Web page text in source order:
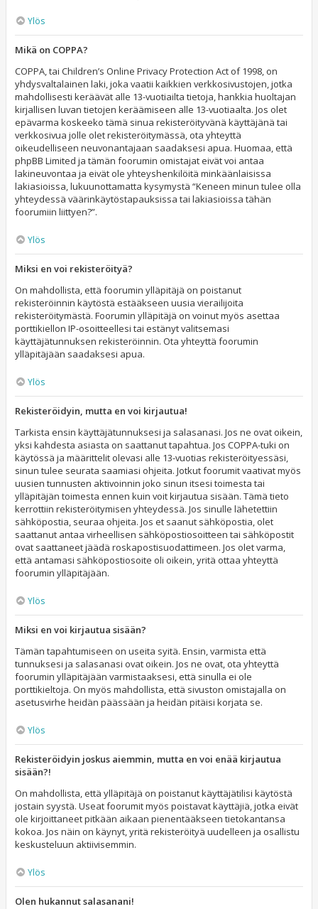
Ylös
Mikä on COPPA?
COPPA, tai Children’s Online Privacy Protection Act of 1998, on
yhdysvaltalainen laki, joka vaatii kaikkien verkkosivustojen, jotka
mahdollisesti keräävät alle 13-vuotiailta tietoja, hankkia huoltajan
kirjallisen luvan tietojen keräämiseen alle 13-vuotiaalta. Jos olet
epävarma koskeeko tämä sinua rekisteröityvänä käyttäjänä tai
verkkosivua jolle olet rekisteröitymässä, ota yhteyttä
oikeudelliseen neuvonantajaan saadaksesi apua. Huomaa, että
phpBB Limited ja tämän foorumin omistajat eivät voi antaa
lakineuvontaa ja eivät ole yhteyshenkilöitä minkäänlaisissa
lakiasioissa, lukuunottamatta kysymystä “Keneen minun tulee olla
yhteydessä väärinkäytöstapauksissa tai lakiasioissa tähän
foorumiin liittyen?”.
Ylös
Miksi en voi rekisteröityä?
On mahdollista, että foorumin ylläpitäjä on poistanut
rekisteröinnin käytöstä estääkseen uusia vierailijoita
rekisteröitymästä. Foorumin ylläpitäjä on voinut myös asettaa
porttikiellon IP-osoitteellesi tai estänyt valitsemasi
käyttäjätunnuksen rekisteröinnin. Ota yhteyttä foorumin
ylläpitäjään saadaksesi apua.
Ylös
Rekisteröidyin, mutta en voi kirjautua!
Tarkista ensin käyttäjätunnuksesi ja salasanasi. Jos ne ovat oikein,
yksi kahdesta asiasta on saattanut tapahtua. Jos COPPA-tuki on
käytössä ja määrittelit olevasi alle 13-vuotias rekisteröityessäsi,
sinun tulee seurata saamiasi ohjeita. Jotkut foorumit vaativat myös
uusien tunnusten aktivoinnin joko sinun itsesi toimesta tai
ylläpitäjän toimesta ennen kuin voit kirjautua sisään. Tämä tieto
kerrottiin rekisteröitymisen yhteydessä. Jos sinulle lähetettiin
sähköpostia, seuraa ohjeita. Jos et saanut sähköpostia, olet
saattanut antaa virheellisen sähköpostiosoitteen tai sähköpostit
ovat saattaneet jäädä roskapostisuodattimeen. Jos olet varma,
että antamasi sähköpostiosoite oli oikein, yritä ottaa yhteyttä
foorumin ylläpitäjään.
Ylös
Miksi en voi kirjautua sisään?
Tämän tapahtumiseen on useita syitä. Ensin, varmista että
tunnuksesi ja salasanasi ovat oikein. Jos ne ovat, ota yhteyttä
foorumin ylläpitäjään varmistaaksesi, että sinulla ei ole
porttikieltoja. On myös mahdollista, että sivuston omistajalla on
asetusvirhe heidän päässään ja heidän pitäisi korjata se.
Ylös
Rekisteröidyin joskus aiemmin, mutta en voi enää kirjautua
sisään?!
On mahdollista, että ylläpitäjä on poistanut käyttäjätilisi käytöstä
jostain syystä. Useat foorumit myös poistavat käyttäjiä, jotka eivät
ole kirjoittaneet pitkään aikaan pienentääkseen tietokantansa
kokoa. Jos näin on käynyt, yritä rekisteröityä uudelleen ja osallistu
keskusteluun aktiivisemmin.
Ylös
Olen hukannut salasanani!